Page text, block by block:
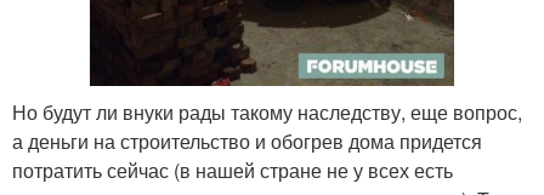
Но будут ли внуки рады такому наследству, еще вопрос,
а деньги на строительство и обогрев дома придется
потратить сейчас (в нашей стране не у всех есть